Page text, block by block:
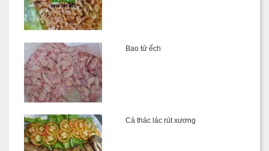
Bao tử ếch
Cá thác lác rút xương